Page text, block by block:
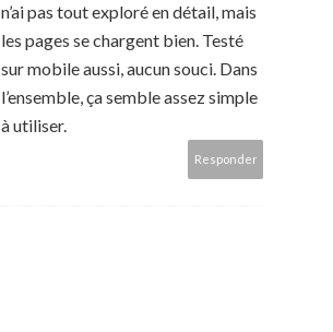
n’ai pas tout exploré en détail, mais
les pages se chargent bien. Testé
sur mobile aussi, aucun souci. Dans
l’ensemble, ça semble assez simple
à utiliser.
Responder